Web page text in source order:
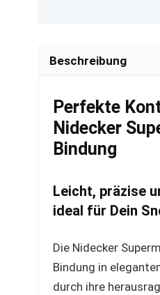
Beschreibung
Perfekte
Nidecker
Bindung
Leicht, präzise
ideal für Dein
Die Nidecker
Bindung in
durch ihre